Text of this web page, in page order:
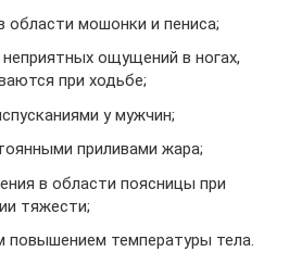
области мошонки и пениса;
ощущений в ногах,
при ходьбе;
у мужчин;
приливами жара;
в области поясницы при
тяжести;
повышением температуры тела.